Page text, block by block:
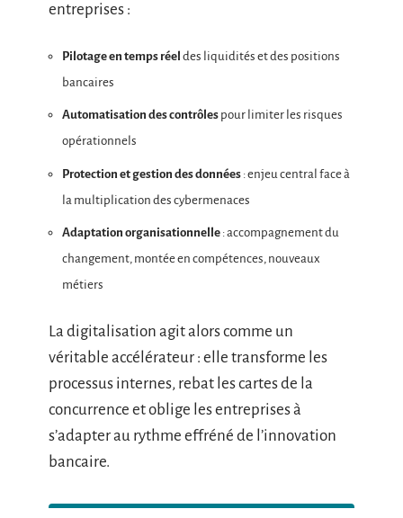
entreprises :
Pilotage en temps réel des liquidités et des positions
bancaires
Automatisation des contrôles pour limiter les risques
opérationnels
Protection et gestion des données : enjeu central face à
la multiplication des cybermenaces
Adaptation organisationnelle : accompagnement du
changement, montée en compétences, nouveaux
métiers
La digitalisation agit alors comme un
véritable accélérateur : elle transforme les
processus internes, rebat les cartes de la
concurrence et oblige les entreprises à
s’adapter au rythme effréné de l’innovation
bancaire.